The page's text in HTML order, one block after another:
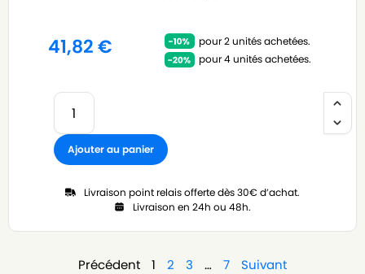
41,82€
pour 2 unités achetées.
pour 4 unités achetées.
Ajouter au panier
Livraison point relais offerte dès 30€ d’achat.
Livraison en 24h ou 48h.
Précédent 1 2 3 … 7 Suivant